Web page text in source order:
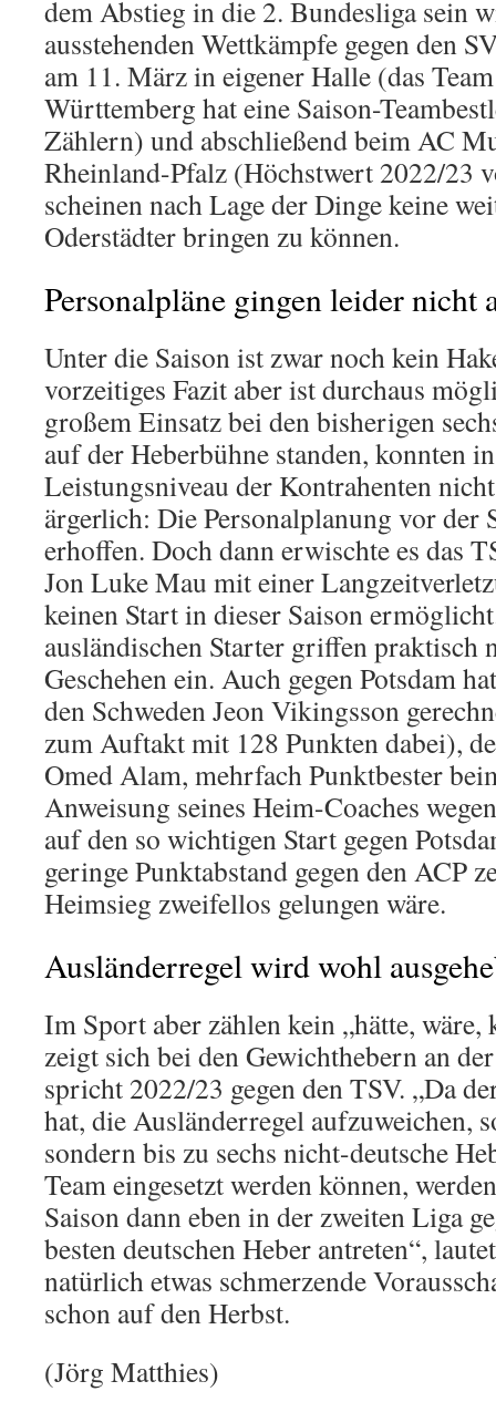
dem Abstieg in die 2. Bundesliga sein
ausstehenden Wettkämpfe gegen den
am 11. März in eigener Halle (das
Württemberg hat eine Saison-
Zählern) und abschließend beim AC
Rheinland-Pfalz (Höchstwert 2022/23
scheinen nach Lage der Dinge keine
Oderstädter bringen zu können.
Personalpläne gingen leider nicht
Unter die Saison ist zwar noch kein
vorzeitiges Fazit aber ist durchaus
großem Einsatz bei den bisherigen
auf der Heberbühne standen, konnten
Leistungsniveau der Kontrahenten
ärgerlich: Die Personalplanung vor der
erhoffen. Doch dann erwischte es das
Jon Luke Mau mit einer
keinen Start in dieser Saison
ausländischen Starter griffen praktisch
Geschehen ein. Auch gegen Potsdam
den Schweden Jeon Vikingsson
zum Auftakt mit 128 Punkten dabei),
Omed Alam, mehrfach Punktbester
Anweisung seines Heim-Coaches
auf den so wichtigen Start gegen
geringe Punktabstand gegen den ACP
Heimsieg zweifellos gelungen wäre.
Ausländerregel wird wohl
Im Sport aber zählen kein „hätte, wäre,
zeigt sich bei den Gewichthebern an
spricht 2022/23 gegen den TSV. „Da
hat, die Ausländerregel aufzuweichen,
sondern bis zu sechs nicht-deutsche
Team eingesetzt werden können,
Saison dann eben in der zweiten Liga
besten deutschen Heber antreten“,
natürlich etwas schmerzende
schon auf den Herbst.
(Jörg Matthies)